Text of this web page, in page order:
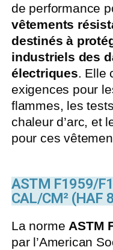
de performance
vêtements
destinés à
industriels des
électriques. Elle
exigences pour
flammes, les
chaleur d’arc, et
pour ces
ASTM F1959/
CAL/CM² (HAF
La norme ASTM
par l’American